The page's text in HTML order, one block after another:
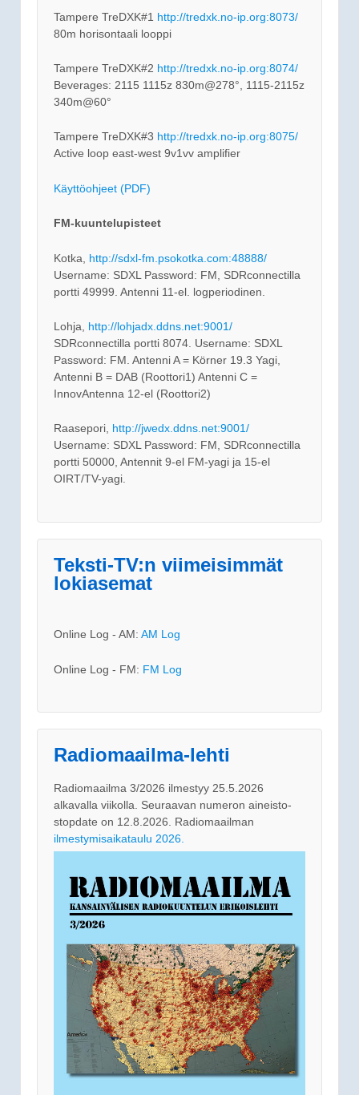
Tampere TreDXK#1 http://tredxk.no-ip.org:8073/
80m horisontaali looppi
Tampere TreDXK#2 http://tredxk.no-ip.org:8074/
Beverages: 2115 1115z 830m@278°, 1115-2115z
340m@60°
Tampere TreDXK#3 http://tredxk.no-ip.org:8075/
Active loop east-west 9v1vv amplifier
Käyttöohjeet (PDF)
FM-kuuntelupisteet
Kotka, http://sdxl-fm.psokotka.com:48888/
Username: SDXL Password: FM, SDRconnectilla
portti 49999. Antenni 11-el. logperiodinen.
Lohja, http://lohjadx.ddns.net:9001/
SDRconnectilla portti 8074. Username: SDXL
Password: FM. Antenni A = Körner 19.3 Yagi,
Antenni B = DAB (Roottori1) Antenni C =
InnovAntenna 12-el (Roottori2)
Raasepori, http://jwedx.ddns.net:9001/
Username: SDXL Password: FM, SDRconnectilla
portti 50000, Antennit 9-el FM-yagi ja 15-el
OIRT/TV-yagi.
Teksti-TV:n viimeisimmät
lokiasemat
Online Log - AM: AM Log
Online Log - FM: FM Log
Radiomaailma-lehti
Radiomaailma 3/2026 ilmestyy 25.5.2026
alkavalla viikolla. Seuraavan numeron aineisto-
stopdate on 12.8.2026. Radiomaailman
ilmestymisaikataulu 2026.